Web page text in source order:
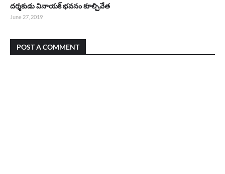
దర్శకుడు వినాయక్ భవనం కూల్చివేత
June 27, 2019
POST A COMMENT